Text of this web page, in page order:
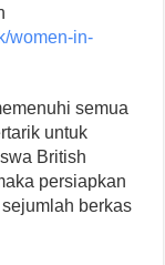
women-in-
semua
untuk
British
persiapkan
berkas